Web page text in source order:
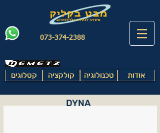
073-374-2388
קטלוגים קולקציה טכנולוגיה אודות
DYNA